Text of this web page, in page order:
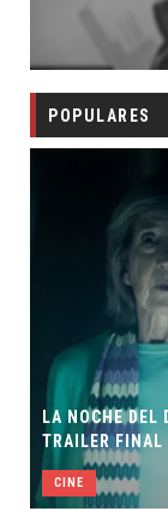
POPULARES
ESTÁN ENTRE